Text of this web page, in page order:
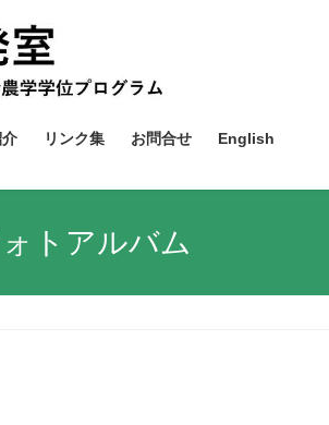
リンク集 お問合せ English
トアルバム